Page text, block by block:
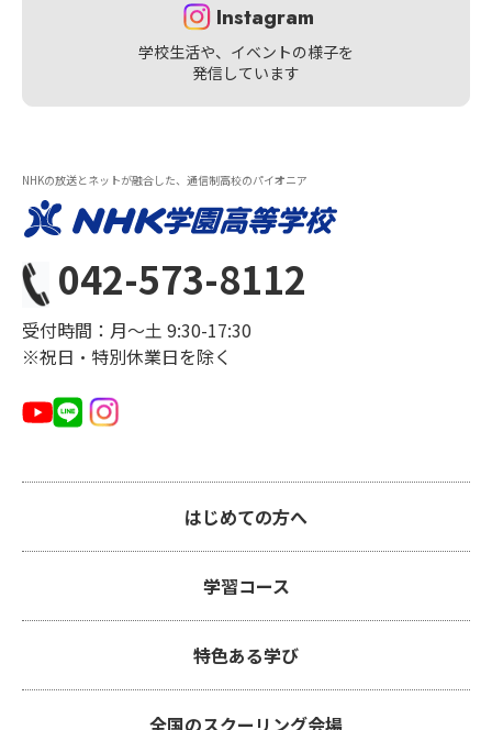
Instagram
学校生活や、イベントの様子を
発信しています
NHKの放送とネットが融合した、通信制高校のパイオニア
042-573-8112
受付時間：月〜土 9:30-17:30
※祝日・特別休業日を除く
はじめての方へ
学習コース
特色ある学び
全国のスクーリング会場